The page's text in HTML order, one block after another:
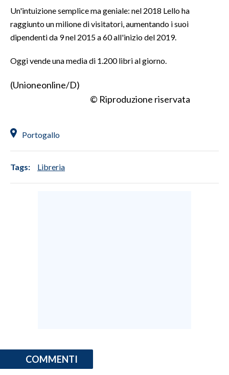
INFO AZIENDE
ABBONATI
ANNUNCI
NECROLOGI
SPIAGGE
Un'intuizione semplice ma geniale: nel 2018 Lello ha
raggiunto un milione di visitatori, aumentando i suoi
dipendenti da 9 nel 2015 a 60 all'inizio del 2019.
Oggi vende una media di 1.200 libri al giorno.
(Unioneonline/D)
© Riproduzione riservata
Portogallo
Tags: Libreria
COMMENTI